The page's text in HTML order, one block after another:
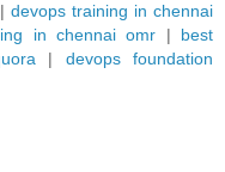
| devops training in chennai
in chennai omr | best
| devops foundation